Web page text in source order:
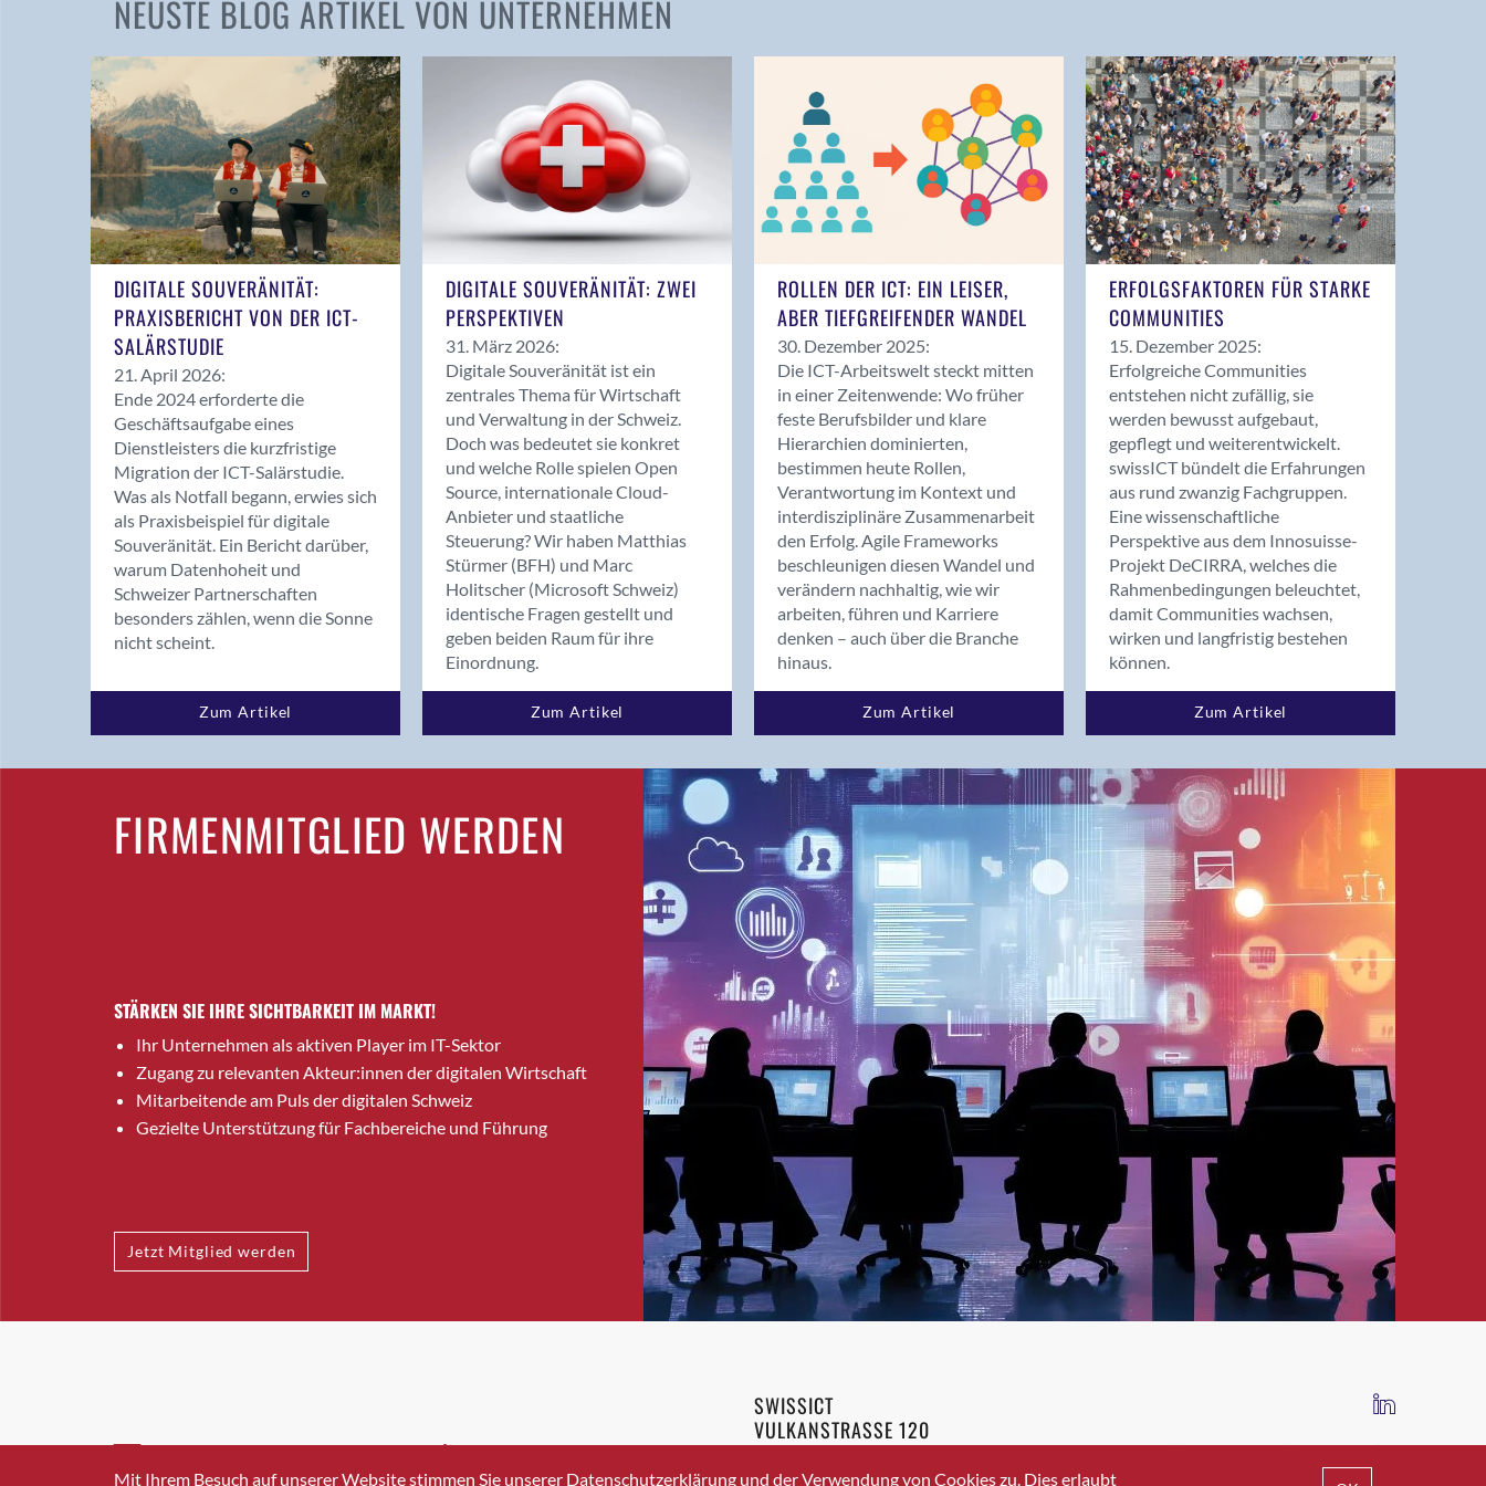
Andelfingen
Balsthal
Balzers
Bassersdorf
Benken (SG)
Bergdietikon
Bern - Liebefeld
Birsfelden
Bolligen
Bonaduz
Bonstetten
Bottighofen
Bremgarten bei Bern
Brig-Glis
Bronschhofen
Brugg
Brugg AG
Burgdorf
Bäretswil
Bülach
Cazis
Crissier
Davos Platz
NEUSTE BLOG ARTIKEL VON UNTERNEHMEN
DIGITALE SOUVERÄNITÄT:
PRAXISBERICHT VON DER ICT-
SALÄRSTUDIE
21. April 2026:
Ende 2024 erforderte die
Geschäftsaufgabe eines
Dienstleisters die kurzfristige
Migration der ICT-Salärstudie.
Was als Notfall begann, erwies sich
als Praxisbeispiel für digitale
Souveränität. Ein Bericht darüber,
warum Datenhoheit und
Schweizer Partnerschaften
besonders zählen, wenn die Sonne
nicht scheint.
Zum Artikel
DIGITALE SOUVERÄNITÄT: ZWEI
PERSPEKTIVEN
31. März 2026:
Digitale Souveränität ist ein
zentrales Thema für Wirtschaft
und Verwaltung in der Schweiz.
Doch was bedeutet sie konkret
und welche Rolle spielen Open
Source, internationale Cloud-
Anbieter und staatliche
Steuerung? Wir haben Matthias
Stürmer (BFH) und Marc
Holitscher (Microsoft Schweiz)
identische Fragen gestellt und
geben beiden Raum für ihre
Einordnung.
Zum Artikel
ROLLEN DER ICT: EIN LEISER,
ABER TIEFGREIFENDER WANDEL
30. Dezember 2025:
Die ICT-Arbeitswelt steckt mitten
in einer Zeitenwende: Wo früher
feste Berufsbilder und klare
Hierarchien dominierten,
bestimmen heute Rollen,
Verantwortung im Kontext und
interdisziplinäre Zusammenarbeit
den Erfolg. Agile Frameworks
beschleunigen diesen Wandel und
verändern nachhaltig, wie wir
arbeiten, führen und Karriere
denken – auch über die Branche
hinaus.
Zum Artikel
ERFOLGSFAKTOREN FÜR STARKE
COMMUNITIES
15. Dezember 2025:
Erfolgreiche Communities
entstehen nicht zufällig, sie
werden bewusst aufgebaut,
gepflegt und weiterentwickelt.
swissICT bündelt die Erfahrungen
aus rund zwanzig Fachgruppen.
Eine wissenschaftliche
Perspektive aus dem Innosuisse-
Projekt DeCIRRA, welches die
Rahmenbedingungen beleuchtet,
damit Communities wachsen,
wirken und langfristig bestehen
können.
Zum Artikel
FIRMENMITGLIED WERDEN
STÄRKEN SIE IHRE SICHTBARKEIT IM MARKT!
Ihr Unternehmen als aktiven Player im IT-Sektor
Zugang zu relevanten Akteur:innen der digitalen Wirtschaft
Mitarbeitende am Puls der digitalen Schweiz
Gezielte Unterstützung für Fachbereiche und Führung
Jetzt Mitglied werden
INFO@SWISSICT.CH +41 43 336 40 20
SWISSICT
VULKANSTRASSE 120
8048 ZURICH
IMPRESSUM DATENSCHUTZ AGB
Mit Ihrem Besuch auf unserer Website stimmen Sie unserer Datenschutzerklärung und der Verwendung von Cookies zu. Dies erlaubt